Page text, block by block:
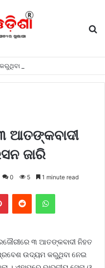
ଆତଙ୍କବାଦୀ
ଜାରି
0 5 1 minute read
PinterestReddit WhatsApp
୩ ଆତଙ୍କବାଦୀ ନିହତ
ଉଦ୍ୟମ କରୁଥିବା ନେଇ